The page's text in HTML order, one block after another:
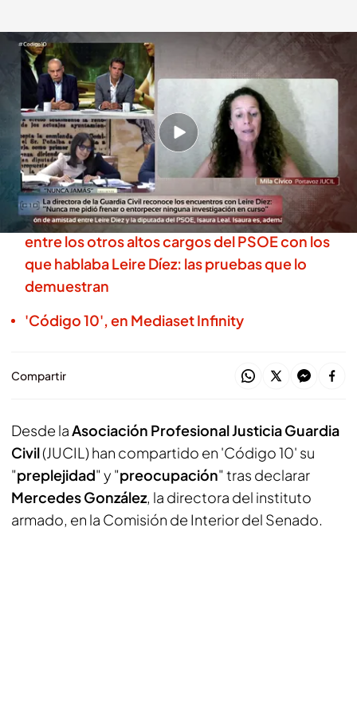
Jucil comparte su "preocupación" en 'Código 10' tras desvincularse
Mercedes González del 'caso Leire'
Miguel Salazar
Madrid, 17 JUN 2026 - 01:59h.
Mercedes González lo ha negado todo en la
Comisión de Interior del Senado
Exclusiva | Elma Saiz o Maritcha Ruiz Mateos,
entre los otros altos cargos del PSOE con los
que hablaba Leire Díez: las pruebas que lo
demuestran
'Código 10', en Mediaset Infinity
Compartir
Desde laAsociación Profesional Justicia Guardia
Civil(JUCIL) han compartido en 'Código 10' su
"preplejidad" y "preocupación" tras declarar
Mercedes González, la directora del instituto
armado, en la Comisión de Interior del Senado.